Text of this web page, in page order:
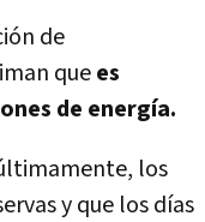
de
quees
de energía.
los
y que los días